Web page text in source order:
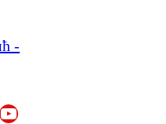
-